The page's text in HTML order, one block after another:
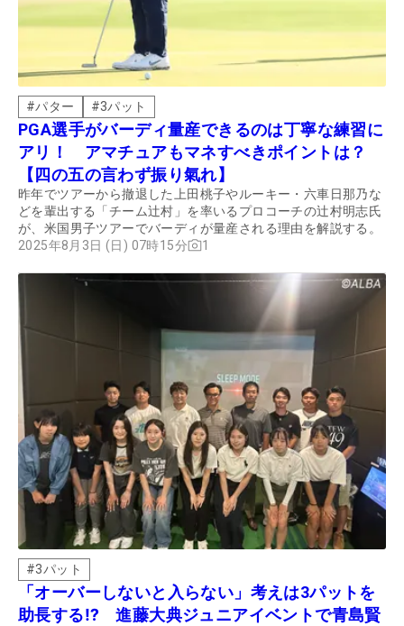
#パター #3パット
PGA選手がバーディ量産できるのは丁寧な練習に
アリ！ アマチュアもマネすべきポイントは？
【四の五の言わず振り氣れ】
昨年でツアーから撤退した上田桃子やルーキー・六車日那乃な
どを輩出する「チーム辻村」を率いるプロコーチの辻村明志氏
が、米国男子ツアーでバーディが量産される理由を解説する。
2025年8月3日 (日) 07時15分
1
#3パット
「オーバーしないと入らない」考えは3パットを
助長する⁉ 進藤大典ジュニアイベントで青島賢